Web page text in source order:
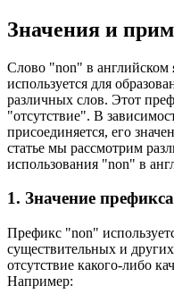
Значения и
Слово "non" в английском
используется для
различных слов. Этот
"отсутствие". В
присоединяется, его
статье мы рассмотрим
использования "non" в
1. Значение
Префикс "non"
существительных и
отсутствие какого-либо
Например: